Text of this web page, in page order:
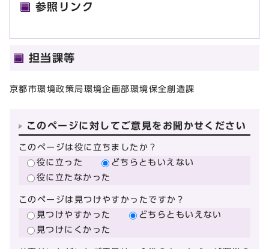
参照リンク
担当課等
京都市環境政策局環境企画部環境保全創造課
このページに対してご意見をお聞かせください
このページは役に立ちましたか？
役に立った
どちらともいえない
役に立たなかった
このページは見つけやすかったですか？
見つけやすかった
どちらともいえない
見つけにくかった